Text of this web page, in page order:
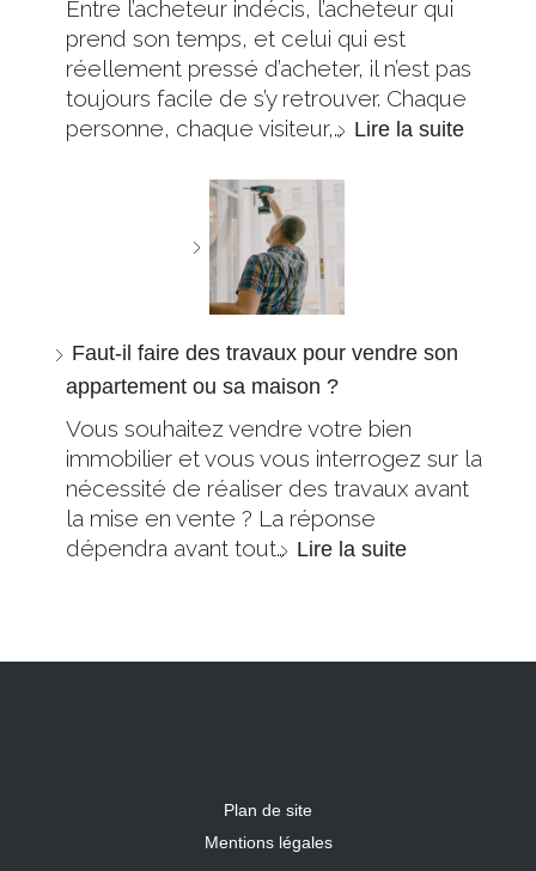
Entre l’acheteur indécis, l’acheteur qui
prend son temps, et celui qui est
réellement pressé d’acheter, il n’est pas
toujours facile de s’y retrouver. Chaque
personne, chaque visiteur,… Lire la suite
Faut-il faire des travaux pour vendre son
appartement ou sa maison ?
Vous souhaitez vendre votre bien
immobilier et vous vous interrogez sur la
nécessité de réaliser des travaux avant
la mise en vente ? La réponse
dépendra avant tout… Lire la suite
Plan de site
Mentions légales